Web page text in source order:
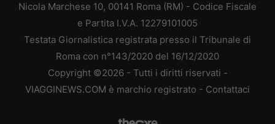
Nicola Marchese 10, 00141 Roma (RM) - Codice Fiscale
e Partita I.V.A. 12279101005
Testata Giornalistica registrata presso il Tribunale di
Roma con n°143/2020 del 16/12/2020
Copyright ©2026 - Tutti i diritti riservati -
VIAGGINEWS.COM è marchio registrato - Contattaci